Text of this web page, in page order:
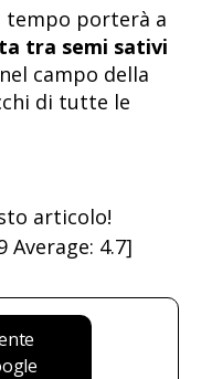
tempo porterà a
tra semi sativi
campo della
di tutte le
articolo!
Average: 4.7]